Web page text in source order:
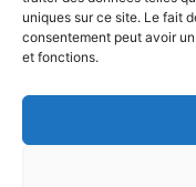
uniques sur ce site. Le fait
consentement peut avoir
et fonctions.